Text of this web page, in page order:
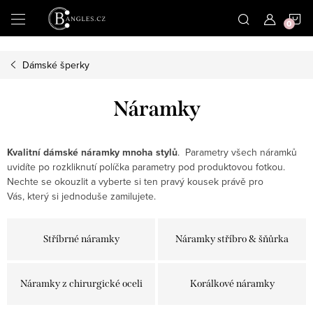
Přejít
na
Dámské šperky
Náramky
Kvalitní dámské náramky mnoha stylů. Parametry všech náramků
uvidíte po rozkliknutí políčka parametry pod produktovou fotkou.
Nechte se okouzlit a vyberte si ten pravý kousek právě pro
Vás, který si jednoduše zamilujete.
Stříbrné náramky Náramky stříbro & šňůrka
Náramky z chirurgické oceli Korálkové náramky